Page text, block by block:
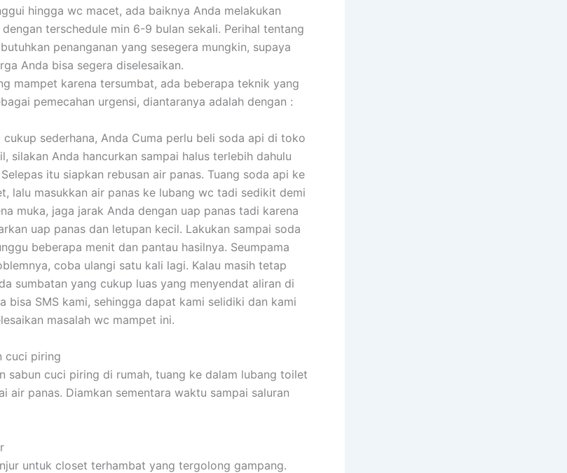
hingga wc macet, ada baiknya Anda melakukan
terschedule min 6-9 bulan sekali. Perihal tentang
penanganan yang sesegera mungkin, supaya
Anda bisa segera diselesaikan.
mampet karena tersumbat, ada beberapa teknik yang
pemecahan urgensi, diantaranya adalah dengan :
sederhana, Anda Cuma perlu beli soda api di toko
silakan Anda hancurkan sampai halus terlebih dahulu
itu siapkan rebusan air panas. Tuang soda api ke
lalu masukkan air panas ke lubang wc tadi sedikit demi
muka, jaga jarak Anda dengan uap panas tadi karena
uap panas dan letupan kecil. Lakukan sampai soda
beberapa menit dan pantau hasilnya. Seumpama
coba ulangi satu kali lagi. Kalau masih tetap
sumbatan yang cukup luas yang menyendat aliran di
bisa SMS kami, sehingga dapat kami selidiki dan kami
masalah wc mampet ini.
cuci piring
sabun cuci piring di rumah, tuang ke dalam lubang toilet
air panas. Diamkan sementara waktu sampai saluran
untuk closet terhambat yang tergolong gampang.